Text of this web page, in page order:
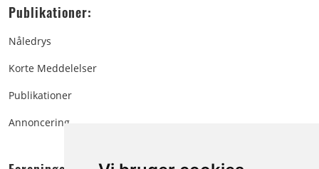
Publikationer:
Nåledrys
Korte Meddelelser
Publikationer
Annoncering